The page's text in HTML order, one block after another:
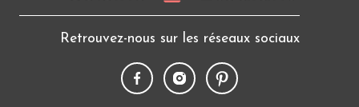
Retrouvez-nous sur les réseaux sociaux